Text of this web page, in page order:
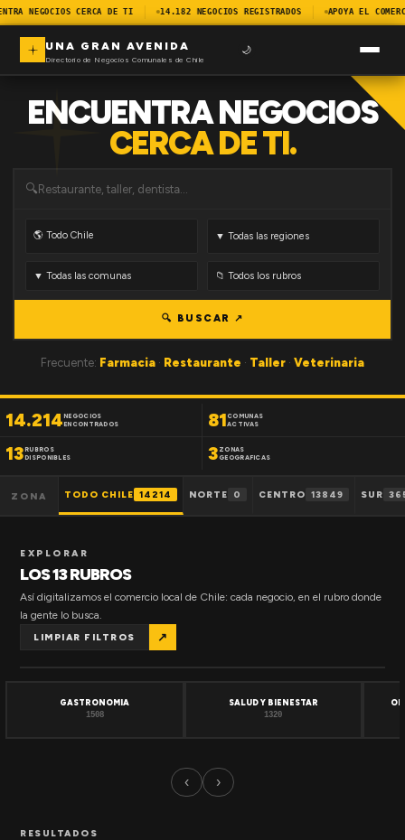
NEGOCIOS CERCA DE TI 14.182 NEGOCIOS REGISTRADOS APOYA EL
UNA GRAN AVENIDA
Directorio de Negocios Comunales de Chile
🌙
ENCUENTRA NEGOCIOS
CERCA DE TI.
🔍
🔍 BUSCAR ↗
Frecuente: Farmacia · Restaurante · Taller · Veterinaria
14.214NEGOCIOS
ENCONTRADOS
81 COMUNAS
ACTIVAS
13RUBROS
DISPONIBLES
3 ZONAS
GEOGRAFICAS
ZONA TODO CHILE 14214 NORTE 0 CENTRO 13849 SUR
EXPLORAR
LOS 13 RUBROS
Así digitalizamos el comercio local de Chile: cada negocio, en el rubro donde
la gente lo busca.
LIMPIAR FILTROS ↗
GASTRONOMIA
1508
SALUD Y BIENESTAR
1320
‹ ›
RESULTADOS